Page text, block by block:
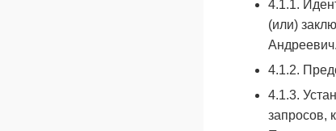
4.1.1.
(или)
Андреевич.
4.1.2.
4.1.3.
запросов,